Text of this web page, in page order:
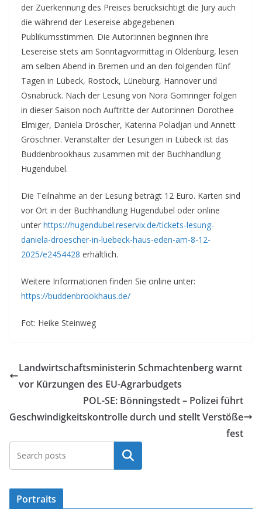
der Zuerkennung des Preises berücksichtigt die Jury auch
die während der Lesereise abgegebenen
Publikumsstimmen. Die Autor:innen beginnen ihre
Lesereise stets am Sonntagvormittag in Oldenburg, lesen
am selben Abend in Bremen und an den folgenden fünf
Tagen in Lübeck, Rostock, Lüneburg, Hannover und
Osnabrück. Nach der Lesung von Nora Gomringer folgen
in dieser Saison noch Auftritte der Autor:innen Dorothee
Elmiger, Daniela Dröscher, Katerina Poladjan und Annett
Gröschner. Veranstalter der Lesungen in Lübeck ist das
Buddenbrookhaus zusammen mit der Buchhandlung
Hugendubel.
Die Teilnahme an der Lesung beträgt 12 Euro. Karten sind
vor Ort in der Buchhandlung Hugendubel oder online
unter https://hugendubel.reservix.de/tickets-lesung-
daniela-droescher-in-luebeck-haus-eden-am-8-12-
2025/e2454428 erhältlich.
Weitere Informationen finden Sie online unter:
https://buddenbrookhaus.de/
Fot: Heike Steinweg
Landwirtschaftsministerin Schmachtenberg warnt
vor Kürzungen des EU-Agrarbudgets
POL-SE: Bönningstedt – Polizei führt
Geschwindigkeitskontrolle durch und stellt Verstöße
fest
Suchen
Portraits